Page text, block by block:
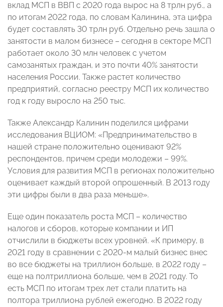
вклад МСП в ВВП с 2020 года вырос на 8 трлн руб., а
по итогам 2022 года, по словам Калинина, эта цифра
будет составлять 30 трлн руб. Отдельно речь зашла о
занятости в малом бизнесе – сегодня в секторе МСП
работает около 30 млн человек с учетом
самозанятых граждан, и это почти 40% занятости
населения России. Также растет количество
предприятий, согласно реестру МСП их количество
год к году выросло на 250 тыс.
Также Александр Калинин поделился цифрами
исследования ВЦИОМ: «Предпринимательство в
нашей стране положительно оценивают 92%
респондентов, причем среди молодежи – 99%.
Условия для развития МСП в регионах положительно
оценивает каждый второй опрошенный. В 2013 году
эти цифры были в два раза меньше».
Еще один показатель роста МСП – количество
налогов и сборов, которые компании и ИП
отчислили в бюджеты всех уровней. «К примеру, в
2021 году в сравнении с 2020-м малый бизнес внес
во все бюджеты на триллион больше, в 2022 году –
еще на полтриллиона больше, чем в 2021 году. То
есть МСП по итогам трех лет стали платить на
полтора триллиона рублей ежегодно. В 2022 году